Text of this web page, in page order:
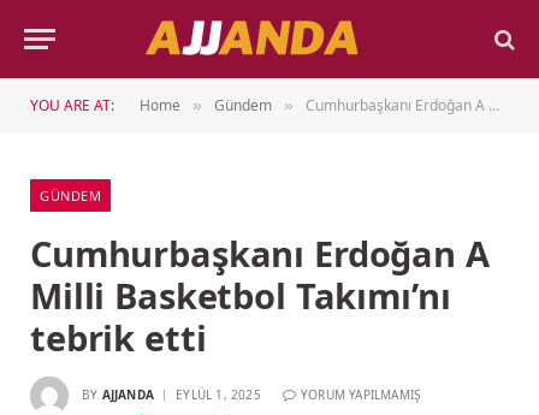
YOU ARE AT: Home » Gündem » Cumhurbaşkanı Erdoğan A Milli Basketbol Takımı’nı tebrik etti
GÜNDEM
Cumhurbaşkanı Erdoğan A
Milli Basketbol Takımı’nı
tebrik etti
BY AJJANDA EYLÜL 1, 2025 YORUM YAPILMAMIŞ